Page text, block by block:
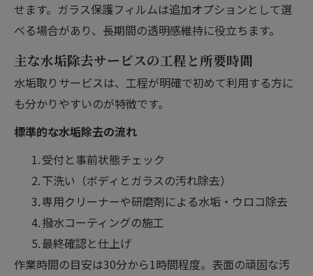
せます。ガラス保護フィルムは追加オプションとして選
べる場合があり、長期間の透明感維持に役立ちます。
主な水垢除去サービスの工程と所要時間
水垢取りサービスは、工程が明確で初めて利用する方に
も分かりやすいのが特徴です。
標準的な水垢除去の流れ
受付と事前状態チェック
下洗い（ボディとガラスの汚れ除去）
専用クリーナーや研磨剤による水垢・ウロコ除去
撥水コーティングの施工
最終確認と仕上げ
作業時間の目安は30分から1時間程度。表面の頑固な汚